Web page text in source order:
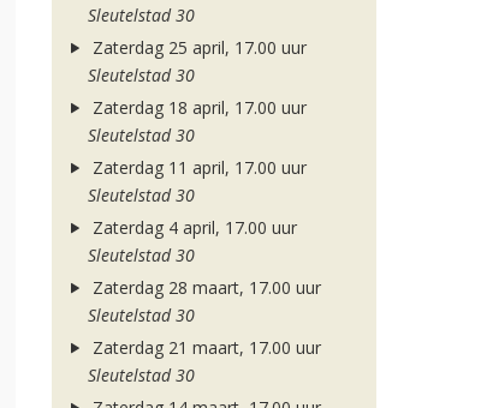
Sleutelstad 30
Zaterdag 25 april, 17.00 uur
Sleutelstad 30
Zaterdag 18 april, 17.00 uur
Sleutelstad 30
Zaterdag 11 april, 17.00 uur
Sleutelstad 30
Zaterdag 4 april, 17.00 uur
Sleutelstad 30
Zaterdag 28 maart, 17.00 uur
Sleutelstad 30
Zaterdag 21 maart, 17.00 uur
Sleutelstad 30